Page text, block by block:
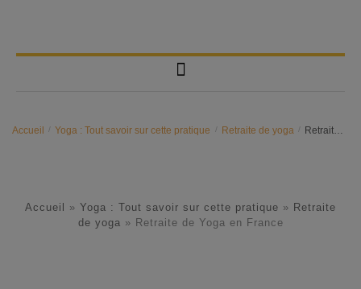
Accueil / Yoga : Tout savoir sur cette pratique / Retraite de yoga / Retraite de Yoga en France
Accueil » Yoga : Tout savoir sur cette pratique » Retraite
de yoga » Retraite de Yoga en France